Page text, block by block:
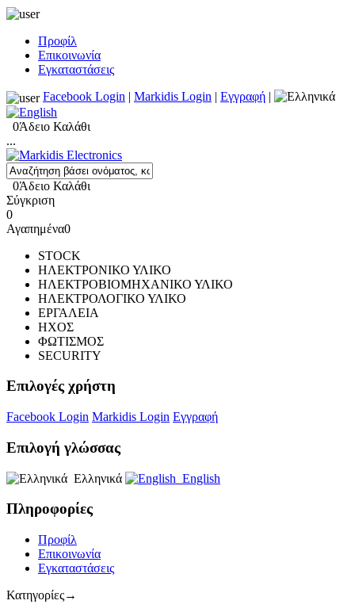
Προφίλ
Επικοινωνία
Εγκαταστάσεις
Facebook Login | Markidis Login | Εγγραφή |
0Άδειο Καλάθι
...
0Άδειο Καλάθι
Σύγκριση
0
Αγαπημένα0
STOCK
ΗΛΕΚΤΡΟΝΙΚΟ ΥΛΙΚΟ
ΗΛΕΚΤΡΟΒΙΟΜΗΧΑΝΙΚΟ ΥΛΙΚΟ
ΗΛΕΚΤΡΟΛΟΓΙΚΟ ΥΛΙΚΟ
ΕΡΓΑΛΕΙΑ
ΗΧΟΣ
ΦΩΤΙΣΜΟΣ
SECURITY
Επιλογές χρήστη
Facebook Login Markidis Login Εγγραφή
Επιλογή γλώσσας
Ελληνικά English
Πληροφορίες
Προφίλ
Επικοινωνία
Εγκαταστάσεις
Κατηγορίες→